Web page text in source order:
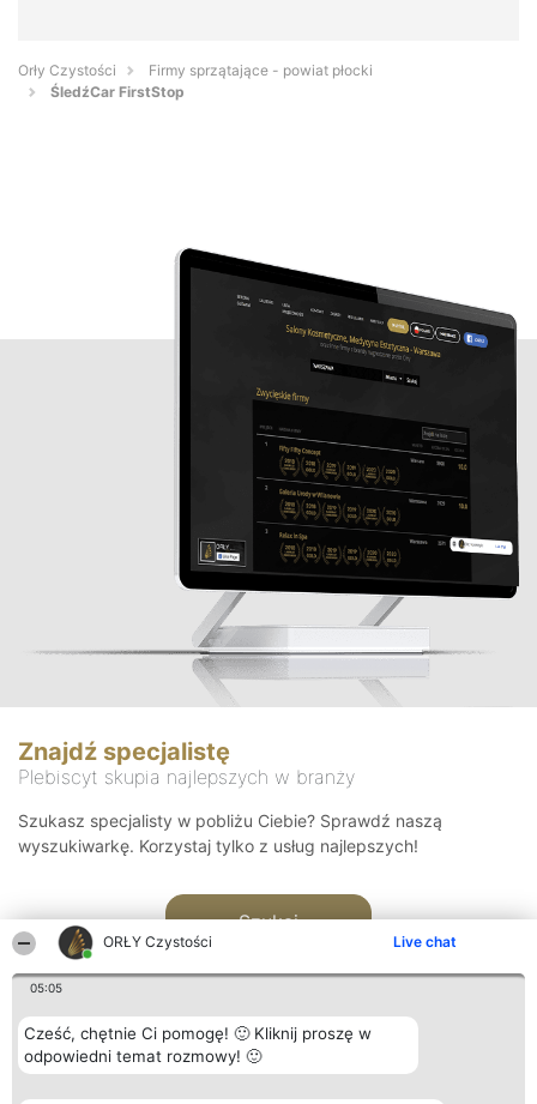
ORŁY Czystości Live chat
05:05
Cześć, chętnie Ci pomogę! 🙂 Kliknij proszę w
odpowiedni temat rozmowy! 🙂
Orły Czystości
Firmy sprzątające - powiat płocki
ŚledźCar FirstStop
Znajdź specjalistę
Plebiscyt skupia najlepszych w branży
Szukasz specjalisty w pobliżu Ciebie? Sprawdź naszą
wyszukiwarkę. Korzystaj tylko z usług najlepszych!
Szukaj
Organizator plebiscytu Plebiscyt Kontakt